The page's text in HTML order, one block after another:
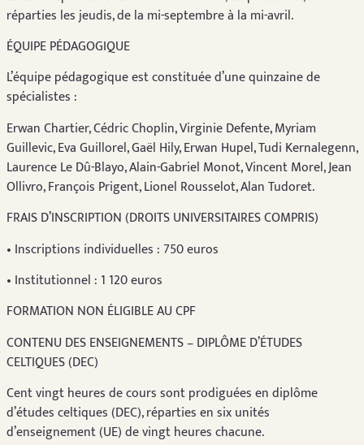
réparties les jeudis, de la mi-septembre à la mi-avril.
ÉQUIPE PÉDAGOGIQUE
L’équipe pédagogique est constituée d’une quinzaine de
spécialistes :
Erwan Chartier, Cédric Choplin, Virginie Defente, Myriam
Guillevic, Eva Guillorel, Gaël Hily, Erwan Hupel, Tudi Kernalegenn,
Laurence Le Dû-Blayo, Alain-Gabriel Monot, Vincent Morel, Jean
Ollivro, François Prigent, Lionel Rousselot, Alan Tudoret.
FRAIS D’INSCRIPTION (DROITS UNIVERSITAIRES COMPRIS)
• Inscriptions individuelles : 750 euros
• Institutionnel : 1 120 euros
FORMATION NON ÉLIGIBLE AU CPF
CONTENU DES ENSEIGNEMENTS – DIPLÔME D’ÉTUDES
CELTIQUES (DEC)
Cent vingt heures de cours sont prodiguées en diplôme
d’études celtiques (DEC), réparties en six unités
d’enseignement (UE) de vingt heures chacune.